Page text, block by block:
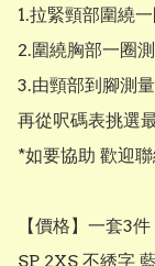
1.拉緊頸部圍繞
2.圍繞胸部一圈
3.由頸部到腳測量
再從呎碼表挑選
*如要協助 歡迎
【價格】一套3
SP 2XS 不綉字